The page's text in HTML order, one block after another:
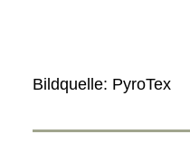
Bildquelle: PyroTex